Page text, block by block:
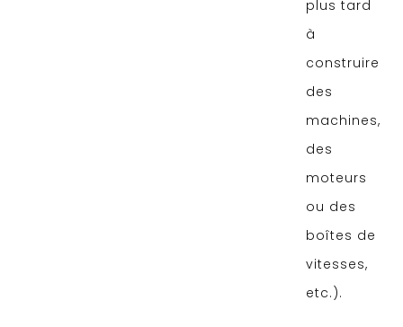
plus tard
à
construire
des
machines,
des
moteurs
ou des
boîtes de
vitesses,
etc.).